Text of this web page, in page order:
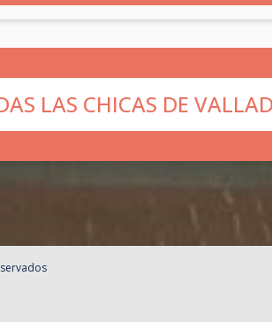
LAS CHICAS DE